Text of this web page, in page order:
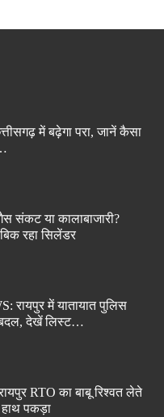
में बढ़ेगा परा, जानें कैसा
संकट या कालाबाजारी?
रहा सिलेंडर
रायपुर में यातायात पुलिस
देखें लिस्ट…
RTO का बाबू रिश्वत लेते
हाथ पकड़ा